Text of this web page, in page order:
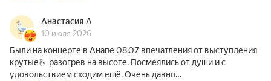
Анастасия А
10 июля 2026
Были на концерте в Анапе 08.07 впечатления от выступления
крутые🫰 разогрев на высоте. Посмеялись от души и с
удовольствием сходим ещё. Очень давно…